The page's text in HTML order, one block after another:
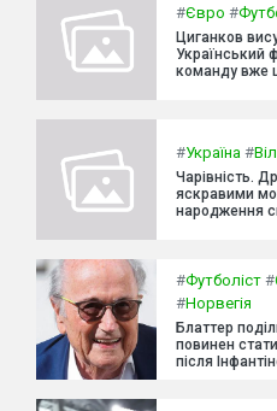
#Євро #
Циганков
Український
команду вже
#Україна #
Чарівність.
яскравими
народження
#Футболіст #
#Норвегія
Блаттер
повинен
після